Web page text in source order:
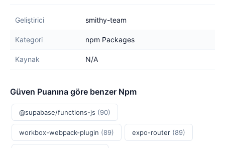
Geliştirici smithy-team
Kategori npm Packages
Kaynak N/A
Güven Puanına göre benzer Npm
@supabase/functions-js (90)
workbox-webpack-plugin (89) expo-router (89)